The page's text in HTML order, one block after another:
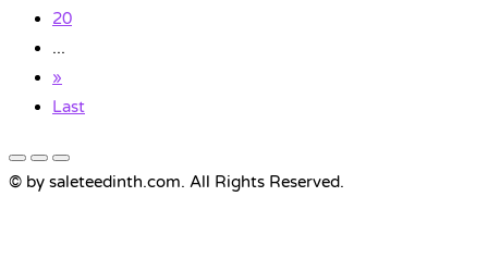
20
...
»
Last
© by saleteedinth.com. All Rights Reserved.